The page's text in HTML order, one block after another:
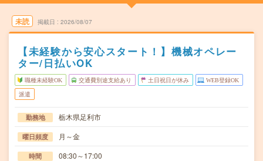
未読 掲載日 2026/08/07
【未経験から安心スタート！】機械オペレー
ター/日払いOK
職種未経験OK 交通費別途支給あり 土日祝日が休み WEB登録OK
派遣
勤務地 栃木県足利市
曜日頻度 月～金
時間 08:30～17:00